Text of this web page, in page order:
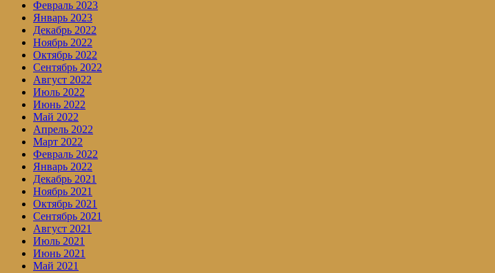
Февраль 2023
Январь 2023
Декабрь 2022
Ноябрь 2022
Октябрь 2022
Сентябрь 2022
Август 2022
Июль 2022
Июнь 2022
Май 2022
Апрель 2022
Март 2022
Февраль 2022
Январь 2022
Декабрь 2021
Ноябрь 2021
Октябрь 2021
Сентябрь 2021
Август 2021
Июль 2021
Июнь 2021
Май 2021